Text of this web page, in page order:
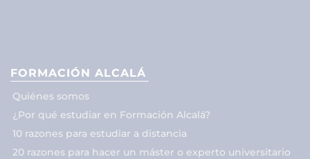
FORMACIÓN ALCALÁ
Quiénes somos
¿Por qué estudiar en Formación Alcalá?
10 razones para estudiar a distancia
20 razones para hacer un máster o experto universitario